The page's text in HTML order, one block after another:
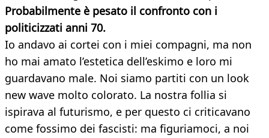
Probabilmente è pesato il confronto con i
politicizzati anni 70.
Io andavo ai cortei con i miei compagni, ma non
ho mai amato l’estetica dell’eskimo e loro mi
guardavano male. Noi siamo partiti con un look
new wave molto colorato. La nostra follia si
ispirava al futurismo, e per questo ci criticavano
come fossimo dei fascisti: ma figuriamoci, a noi